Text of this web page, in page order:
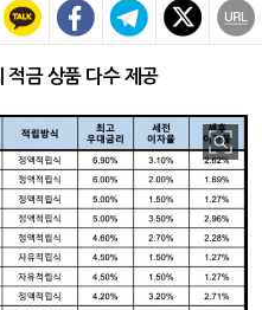
금 상품 다수 제공